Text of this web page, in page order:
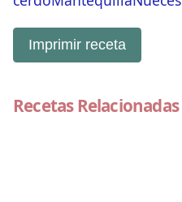
Imprimir receta
Recetas Relacionadas